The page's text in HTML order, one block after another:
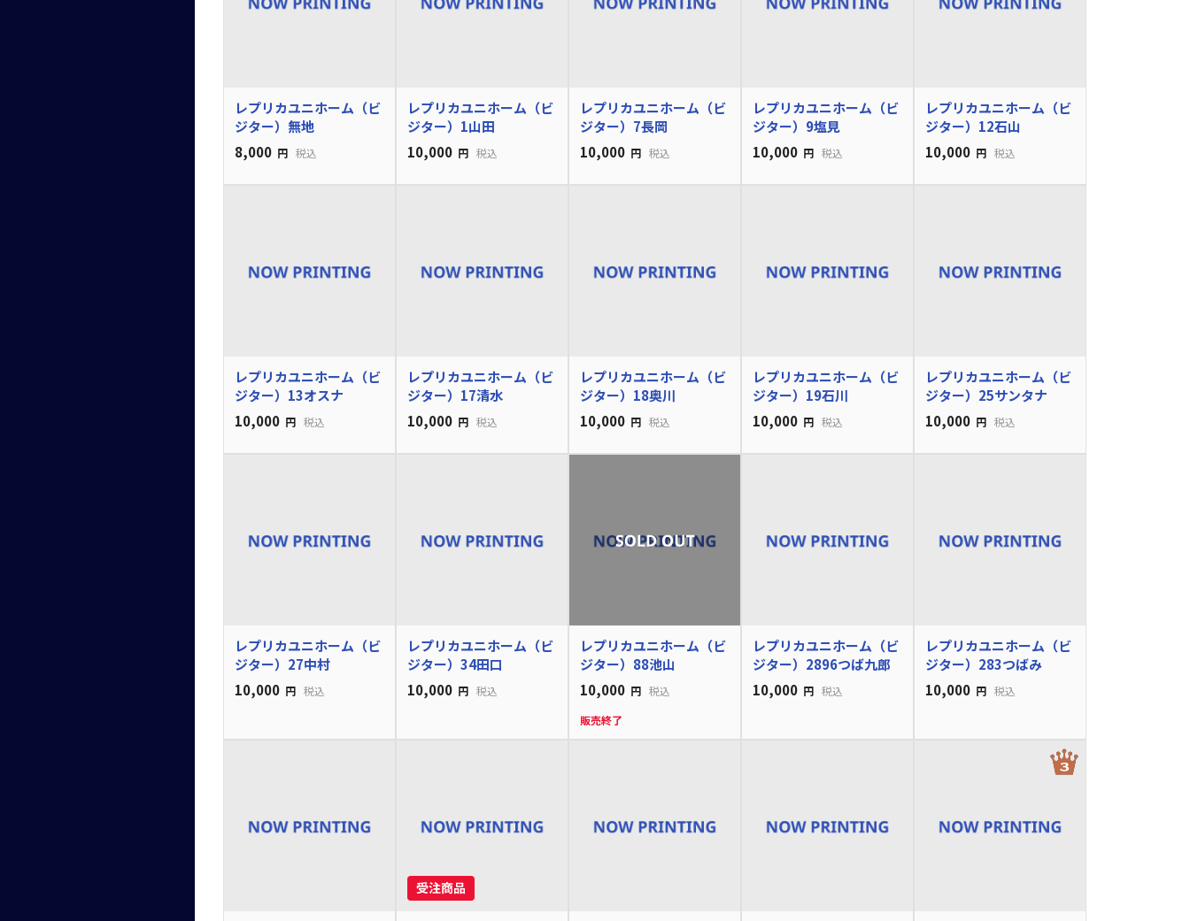
レプリカユニホーム（ビ
ジター）無地
8,000 円 税込
レプリカユニホーム（ビ
ジター）1山田
10,000 円 税込
レプリカユニホーム（ビ
ジター）7長岡
10,000 円 税込
レプリカユニホーム（ビ
ジター）9塩見
10,000 円 税込
レプリカユニホーム（ビ
ジター）12石山
10,000 円 税込
レプリカユニホーム（ビ
ジター）13オスナ
10,000 円 税込
レプリカユニホーム（ビ
ジター）17清水
10,000 円 税込
レプリカユニホーム（ビ
ジター）18奥川
10,000 円 税込
レプリカユニホーム（ビ
ジター）19石川
10,000 円 税込
レプリカユニホーム（ビ
ジター）25サンタナ
10,000 円 税込
レプリカユニホーム（ビ
ジター）27中村
10,000 円 税込
レプリカユニホーム（ビ
ジター）34田口
10,000 円 税込
レプリカユニホーム（ビ
ジター）88池山
10,000 円 税込
販売終了
レプリカユニホーム（ビ
ジター）2896つば九郎
10,000 円 税込
レプリカユニホーム（ビ
ジター）283つばみ
10,000 円 税込